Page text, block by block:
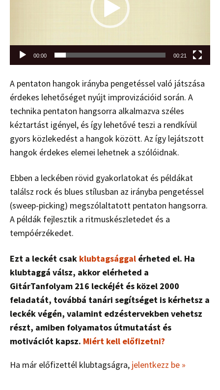
00:00 00:21
A pentaton hangok irányba pengetéssel való játszása
érdekes lehetőséget nyújt improvizációid során. A
technika pentaton hangsorra alkalmazva széles
kéztartást igényel, és így lehetővé teszi a rendkívül
gyors közlekedést a hangok között. Az így lejátszott
hangok érdekes elemei lehetnek a szólóidnak.
Ebben a leckében rövid gyakorlatokat és példákat
találsz rock és blues stílusban az irányba pengetéssel
(sweep-picking) megszólaltatott pentaton hangsorra.
A példák fejlesztik a ritmuskészletedet és a
tempóérzékedet.
Ezt a leckét csak klubtagsággal érheted el. Ha
klubtaggá válsz, akkor elérheted a
GitárTanfolyam 216 leckéjét és közel 2000
feladatát, továbbá tanári segítséget is kérhetsz a
leckék végén, valamint edzéstervekben vehetsz
részt, amiben folyamatos útmutatást és
motivációt kapsz. Miért kell előfizetni?
Ha már előfizettél klubtagságra, jelentkezz be »